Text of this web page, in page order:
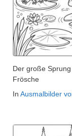
Der große
Frösche
In Ausmalbilder